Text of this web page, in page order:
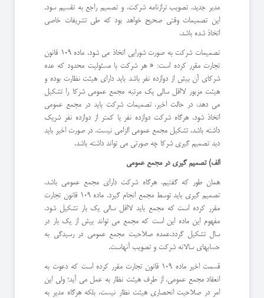
مدیر جدید، تصویب ترازنامه شرکت، و تصمیم راجع به تقسیم سود.
این تصمیمات وقتی صحیح خواهد بود که طی تشریفات خاصی
اتخاذ شده باشد.
تصمیمات شرکت به صورت شورایی اتخاذ می شود. ماده 109 قانون
تجارت مقرر کرده است: « هر شرکت با مسئولیت محدود که عده
شرکای آن بیش از دوازده نفر باشد باید دارای هیئت نظارت بوده و
هیئت مزبور لااقل سالی یک مرتبه مجمع عمومی شرکا را تشکیل
می دهد، در حالت اخیر، تصمیمات شرکت باید در مجمع عمومی
اتخاذ شود. هرگاه شرکت دوازده نفر یا کمتر از دوازده نفر شریک
داشته باشد، تشکیل مجمع عمومی الزامی نیست. در صورت اخیر باید
دید تصمیم گیری شرکا چه صورتی می تواند داشته باشد.
الف) تصمیم گیری در مجمع عمومی
همان طور که گفتیم، هرگاه شرکت دارای مجمع عمومی باشد،
تصمیم گیری باید توسط مجمع انجام گیرد. ماده 109 قانون تجارت
مقرر کرده است که مجمع باید لااقل سالی یک بار تشکیل شود.
مفهوم این ماده این است که مجمع می تواند بیش از یک بار در
سال تشکیل گردد.عمده صلاحیت مجمع عمومی در رسیدگی به
حسابهای سالانه شرکت و تصویب آنهاست.
قسمت اخیر ماده 109 قانون تجارت مقرر کرده است که دعوت به
انعقاد مجمع عمومی، از طرف هیئت نظار به عمل می آید؛ ولی این
امر در صلاحیت انحصاری هیئت نظار نیست، بلکه هرگاه مدیر به